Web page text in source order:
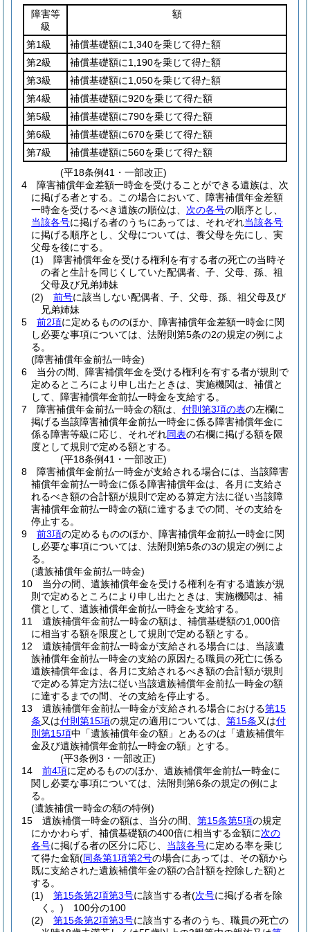
障害等
級
額
第1級
補償基礎額に1,340を乗じて得た額
第2級
補償基礎額に1,190を乗じて得た額
第3級
補償基礎額に1,050を乗じて得た額
第4級
補償基礎額に920を乗じて得た額
第5級
補償基礎額に790を乗じて得た額
第6級
補償基礎額に670を乗じて得た額
第7級
補償基礎額に560を乗じて得た額
(平18条例41・一部改正)
4
障害補償年金差額一時金を受けることができる遺族は、次
に掲げる者とする。
この場合において、障害補償年金差額
一時金を受けるべき遺族の順位は、 次の各号の順序とし、
当該各号に掲げる者のうちにあっては、それぞれ当該各号
に掲げる順序とし、父母については、養父母を先にし、実
父母を後にする。
(1)
障害補償年金を受ける権利を有する者の死亡の当時そ
の者と生計を同じくしていた配偶者、子、父母、孫、祖
父母及び兄弟姉妹
(2)
前号に該当しない配偶者、子、父母、孫、祖父母及び
兄弟姉妹
5
前2項に定めるもののほか、障害補償年金差額一時金に関
し必要な事項については、法附則第5条の2の規定の例によ
る。
(障害補償年金前払一時金)
6
当分の間、障害補償年金を受ける権利を有する者が規則で
定めるところにより申し出たときは、実施機関は、補償と
して、障害補償年金前払一時金を支給する。
7
障害補償年金前払一時金の額は、 付則第3項の表の左欄に
掲げる当該障害補償年金前払一時金に係る障害補償年金に
係る障害等級に応じ、それぞれ同表の右欄に掲げる額を限
度として規則で定める額とする。
(平18条例41・一部改正)
8
障害補償年金前払一時金が支給される場合には、当該障害
補償年金前払一時金に係る障害補償年金は、各月に支給さ
れるべき額の合計額が規則で定める算定方法に従い当該障
害補償年金前払一時金の額に達するまでの間、その支給を
停止する。
9
前3項の定めるもののほか、障害補償年金前払一時金に関
し必要な事項については、法附則第5条の3の規定の例によ
る。
(遺族補償年金前払一時金)
10
当分の間、遺族補償年金を受ける権利を有する遺族が規
則で定めるところにより申し出たときは、実施機関は、補
償として、遺族補償年金前払一時金を支給する。
11
遺族補償年金前払一時金の額は、補償基礎額の1,000倍
に相当する額を限度として規則で定める額とする。
12
遺族補償年金前払一時金が支給される場合には、当該遺
族補償年金前払一時金の支給の原因たる職員の死亡に係る
遺族補償年金は、各月に支給されるべき額の合計額が規則
で定める算定方法に従い当該遺族補償年金前払一時金の額
に達するまでの間、その支給を停止する。
13
遺族補償年金前払一時金が支給される場合における第15
条又は付則第15項の規定の適用については、 第15条又は付
則第15項中「遺族補償年金の額」とあるのは「遺族補償年
金及び遺族補償年金前払一時金の額」とする。
(平3条例3・一部改正)
14
前4項に定めるもののほか、遺族補償年金前払一時金に
関し必要な事項については、法附則第6条の規定の例によ
る。
(遺族補償一時金の額の特例)
15
遺族補償一時金の額は、当分の間、 第15条第5項の規定
にかかわらず、補償基礎額の400倍に相当する金額に次の
各号に掲げる者の区分に応じ、 当該各号に定める率を乗じ
て得た金額(同条第1項第2号の場合にあっては、その額から
既に支給された遺族補償年金の額の合計額を控除した額)と
する。
(1)
第15条第2項第3号に該当する者(次号に掲げる者を除
く。) 100分の100
(2)
第15条第2項第3号に該当する者のうち、職員の死亡の